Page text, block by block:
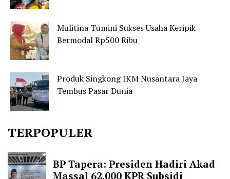
Mulitina Tumini Sukses Usaha Keripik
Bermodal Rp500 Ribu
Produk Singkong IKM Nusantara Jaya
Tembus Pasar Dunia
TERPOPULER